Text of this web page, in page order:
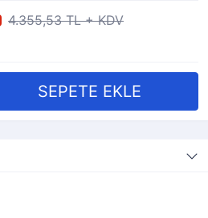
4.355,53 TL + KDV